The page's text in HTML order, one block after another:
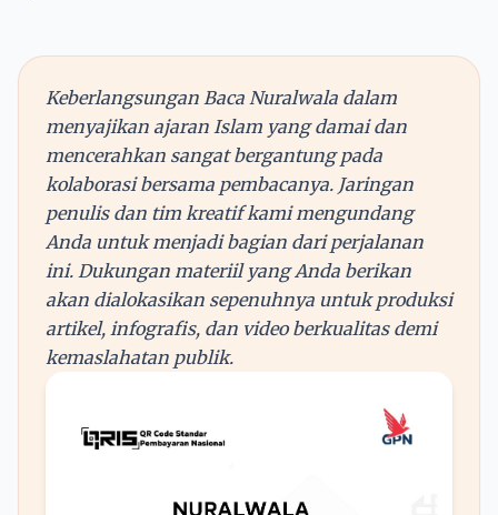
Keberlangsungan Baca Nuralwala dalam
menyajikan ajaran Islam yang damai dan
mencerahkan sangat bergantung pada
kolaborasi bersama pembacanya. Jaringan
penulis dan tim kreatif kami mengundang
Anda untuk menjadi bagian dari perjalanan
ini. Dukungan materiil yang Anda berikan
akan dialokasikan sepenuhnya untuk produksi
artikel, infografis, dan video berkualitas demi
kemaslahatan publik.